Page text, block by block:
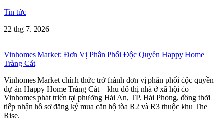
Tin tức
22 thg 7, 2026
Vinhomes Market: Đơn Vị Phân Phối Độc Quyền Happy Home
Tràng Cát
Vinhomes Market chính thức trở thành đơn vị phân phối độc quyền
dự án Happy Home Tràng Cát – khu đô thị nhà ở xã hội do
Vinhomes phát triển tại phường Hải An, TP. Hải Phòng, đồng thời
tiếp nhận hồ sơ đăng ký mua căn hộ tòa R2 và R3 thuộc khu The
Rise.